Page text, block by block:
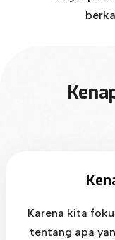
Karena kita
tentang apa